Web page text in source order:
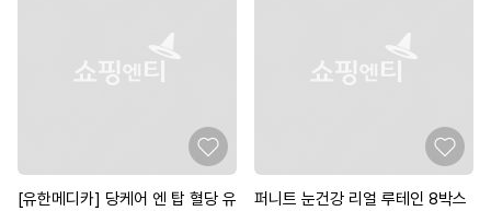
[유한메디카] 당케어 엔 탑 혈당 유
퍼니트 눈건강 리얼 루테인 8박스